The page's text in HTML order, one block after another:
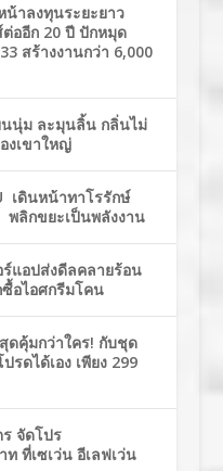
น้าลงทุนระยะยาว
ออีก 20 ปี ปักหมุด
สร้างงานกว่า 6,000
นนุ่ม ละมุนลิ้น กลิ่นไม่
งเขาใหญ่
เดินหน้าทาโรรักษ์
พลิกขยะเป็นพลังงาน
แอปส่งดีลคลายร้อน
อไอศกรีมโคน
ดคุ้มกว่าใคร! กับชุด
รดได้เอง เพียง 299
จัดโปร
ท ที่เซเว่น อีเลฟเว่น